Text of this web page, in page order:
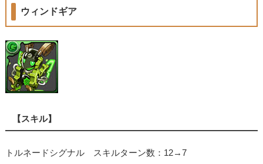
ウィンドギア
【スキル】
トルネードシグナル スキルターン数：12→7